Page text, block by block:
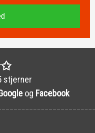
stjerner
og Facebook